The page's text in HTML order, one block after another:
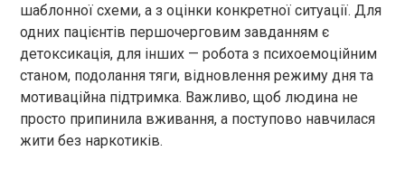
шаблонної схеми, а з оцінки конкретної ситуації. Для
одних пацієнтів першочерговим завданням є
детоксикація, для інших — робота з психоемоційним
станом, подолання тяги, відновлення режиму дня та
мотиваційна підтримка. Важливо, щоб людина не
просто припинила вживання, а поступово навчилася
жити без наркотиків.